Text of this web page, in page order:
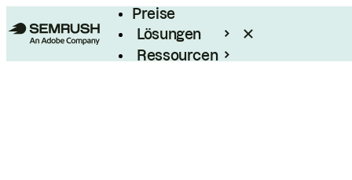
Preise
Lösungen
Ressourcen